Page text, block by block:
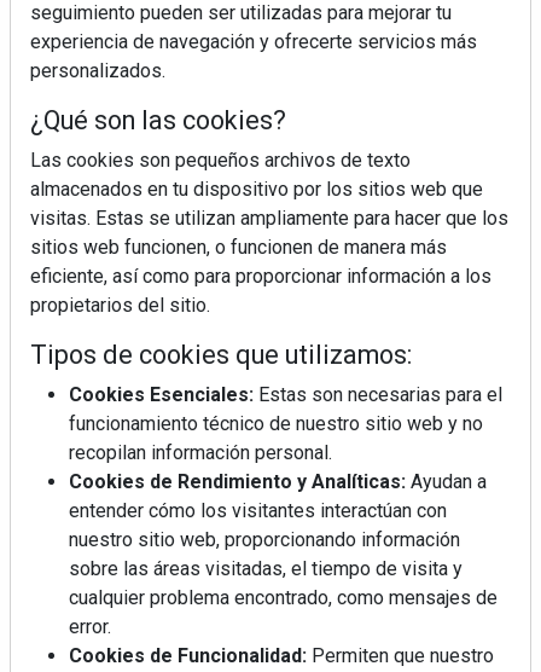
seguimiento pueden ser utilizadas para mejorar tu
experiencia de navegación y ofrecerte servicios más
personalizados.
¿Qué son las cookies?
Las cookies son pequeños archivos de texto
almacenados en tu dispositivo por los sitios web que
visitas. Estas se utilizan ampliamente para hacer que los
sitios web funcionen, o funcionen de manera más
eficiente, así como para proporcionar información a los
propietarios del sitio.
Tipos de cookies que utilizamos:
Cookies Esenciales: Estas son necesarias para el
funcionamiento técnico de nuestro sitio web y no
recopilan información personal.
Cookies de Rendimiento y Analíticas: Ayudan a
entender cómo los visitantes interactúan con
nuestro sitio web, proporcionando información
sobre las áreas visitadas, el tiempo de visita y
cualquier problema encontrado, como mensajes de
error.
Cookies de Funcionalidad: Permiten que nuestro